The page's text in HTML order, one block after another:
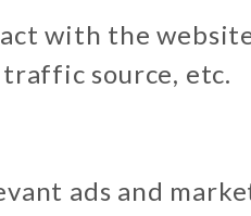
with the
source, etc.
ads and